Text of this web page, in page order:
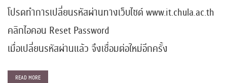
โปรดทำการเปลี่ยนรหัสผ่านทางเว็บไซด์ www.it.chula.ac.th
คลิกไอคอน Reset Password
เมื่อเปลี่ยนรหัสผ่านแล้ว จึงเชื่อมต่อใหม่อีกครั้ง
READ MORE